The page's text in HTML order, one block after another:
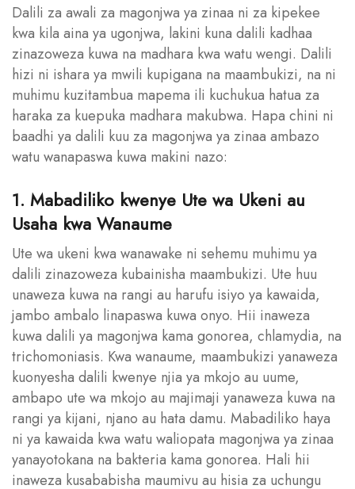
Dalili za awali za magonjwa ya zinaa ni za kipekee
kwa kila aina ya ugonjwa, lakini kuna dalili kadhaa
zinazoweza kuwa na madhara kwa watu wengi. Dalili
hizi ni ishara ya mwili kupigana na maambukizi, na ni
muhimu kuzitambua mapema ili kuchukua hatua za
haraka za kuepuka madhara makubwa. Hapa chini ni
baadhi ya dalili kuu za magonjwa ya zinaa ambazo
watu wanapaswa kuwa makini nazo:
1. Mabadiliko kwenye Ute wa Ukeni au
Usaha kwa Wanaume
Ute wa ukeni kwa wanawake ni sehemu muhimu ya
dalili zinazoweza kubainisha maambukizi. Ute huu
unaweza kuwa na rangi au harufu isiyo ya kawaida,
jambo ambalo linapaswa kuwa onyo. Hii inaweza
kuwa dalili ya magonjwa kama gonorea, chlamydia, na
trichomoniasis. Kwa wanaume, maambukizi yanaweza
kuonyesha dalili kwenye njia ya mkojo au uume,
ambapo ute wa mkojo au majimaji yanaweza kuwa na
rangi ya kijani, njano au hata damu. Mabadiliko haya
ni ya kawaida kwa watu waliopata magonjwa ya zinaa
yanayotokana na bakteria kama gonorea. Hali hii
inaweza kusababisha maumivu au hisia za uchungu